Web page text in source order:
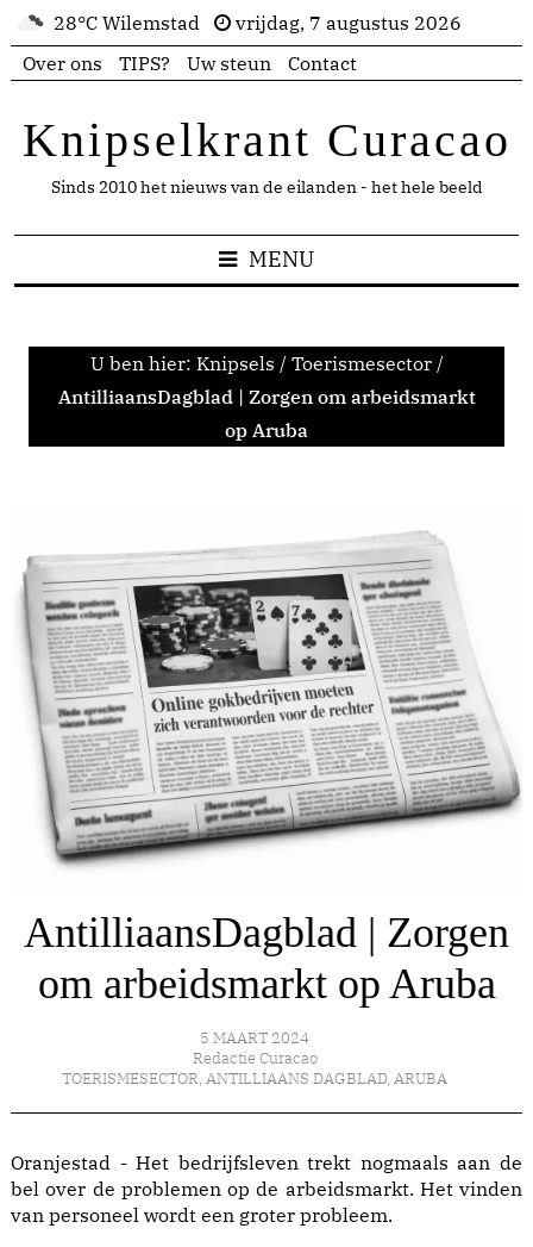
28°C Wilemstad
vrijdag, 7 augustus 2026
Over ons
TIPS? Uw steun Contact
Knipselkrant Curacao
Sinds 2010 het nieuws van de eilanden - het hele beeld
MENU
U ben hier: Knipsels / Toerismesector /
AntilliaansDagblad | Zorgen om arbeidsmarkt
op Aruba
AntilliaansDagblad | Zorgen
om arbeidsmarkt op Aruba
5 MAART 2024
Redactie Curacao
TOERISMESECTOR, ANTILLIAANS DAGBLAD, ARUBA
Oranjestad - Het bedrijfsleven trekt nogmaals aan de
bel over de problemen op de arbeidsmarkt. Het vinden
van personeel wordt een groter probleem.